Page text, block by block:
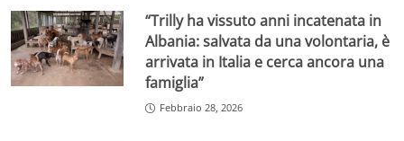
“Trilly ha vissuto anni incatenata in
Albania: salvata da una volontaria, è
arrivata in Italia e cerca ancora una
famiglia”
Febbraio 28, 2026